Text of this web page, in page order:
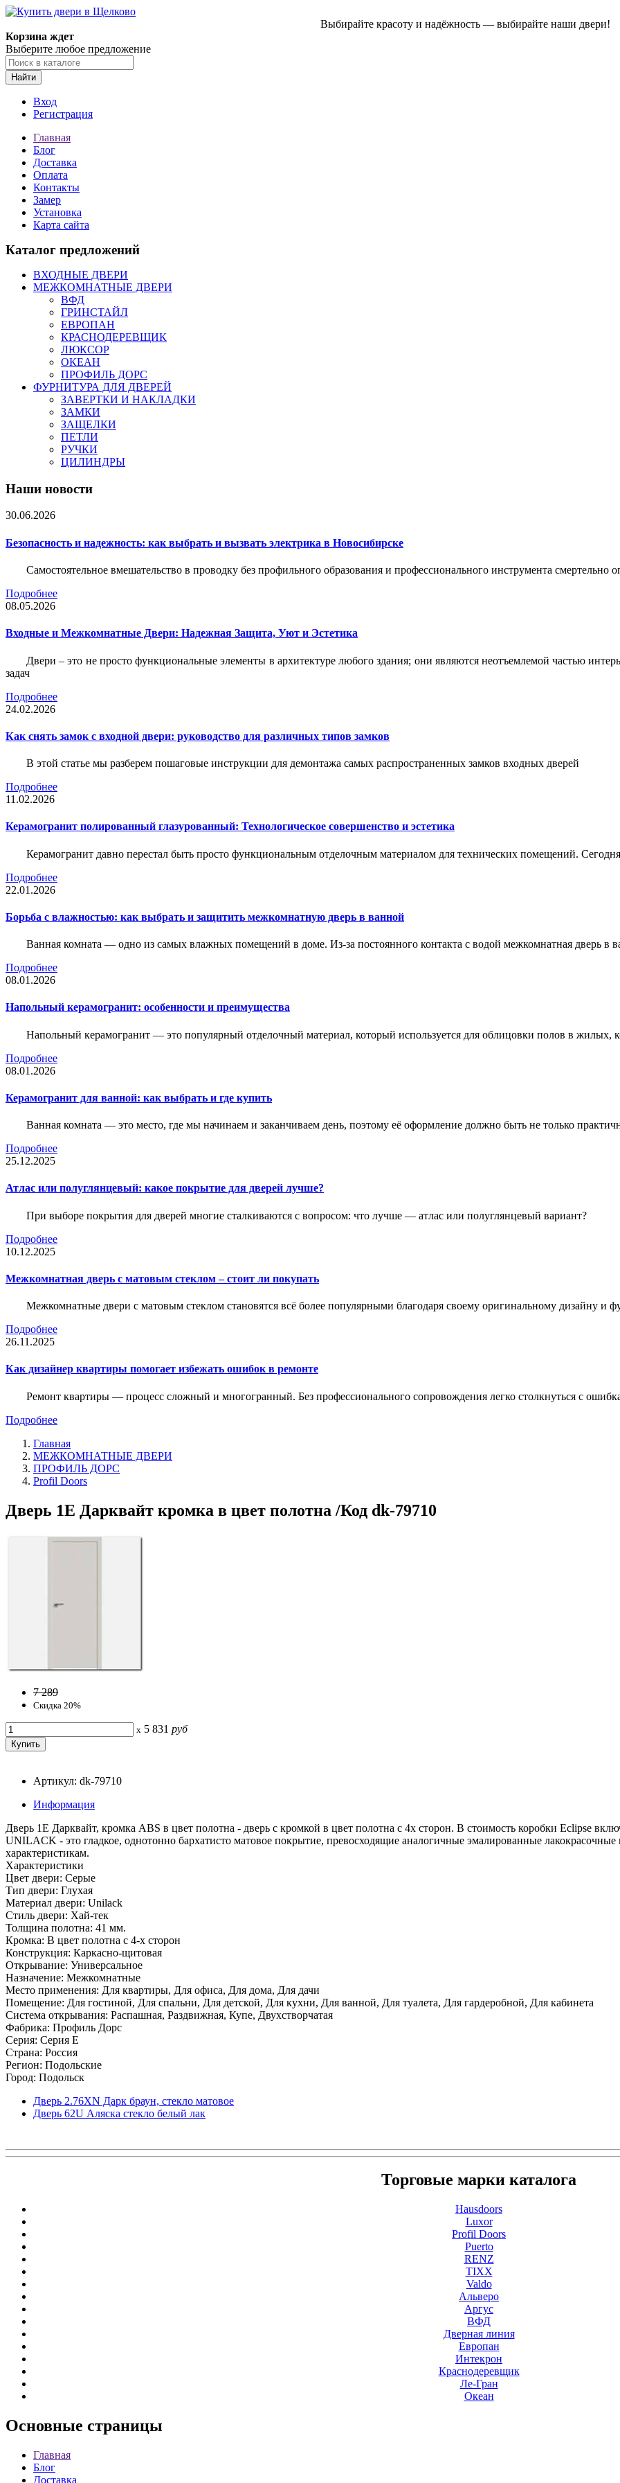
Выбирайте красоту и надёжность — выбирайте наши двери!
Корзина ждет
Выберите любое предложение
Найти
Вход
Регистрация
Главная
Блог
Доставка
Оплата
Контакты
Замер
Установка
Карта сайта
Каталог предложений
ВХОДНЫЕ ДВЕРИ
МЕЖКОМНАТНЫЕ ДВЕРИ
ВФД
ГРИНСТАЙЛ
ЕВРОПАН
КРАСНОДЕРЕВЩИК
ЛЮКСОР
ОКЕАН
ПРОФИЛЬ ДОРС
ФУРНИТУРА ДЛЯ ДВЕРЕЙ
ЗАВЕРТКИ И НАКЛАДКИ
ЗАМКИ
ЗАЩЕЛКИ
ПЕТЛИ
РУЧКИ
ЦИЛИНДРЫ
Наши новости
30.06.2026
Безопасность и надежность: как выбрать и вызвать электрика в Новосибирске
Самостоятельное вмешательство в проводку без профильного образования и профессионального инструмента смертельно
Подробнее
08.05.2026
Входные и Межкомнатные Двери: Надежная Защита, Уют и Эстетика
Двери – это не просто функциональные элементы в архитектуре любого здания; они являются неотъемлемой частью
задач
Подробнее
24.02.2026
Как снять замок с входной двери: руководство для различных типов замков
В этой статье мы разберем пошаговые инструкции для демонтажа самых распространенных замков входных дверей
Подробнее
11.02.2026
Керамогранит полированный глазурованный: Технологическое совершенство и эстетика
Керамогранит давно перестал быть просто функциональным отделочным материалом для технических помещений.
Подробнее
22.01.2026
Борьба с влажностью: как выбрать и защитить межкомнатную дверь в ванной
Ванная комната — одно из самых влажных помещений в доме. Из-за постоянного контакта с водой межкомнатная дверь в
Подробнее
08.01.2026
Напольный керамогранит: особенности и преимущества
Напольный керамогранит — это популярный отделочный материал, который используется для облицовки полов в
Подробнее
08.01.2026
Керамогранит для ванной: как выбрать и где купить
Ванная комната — это место, где мы начинаем и заканчиваем день, поэтому её оформление должно быть не только
Подробнее
25.12.2025
Атлас или полуглянцевый: какое покрытие для дверей лучше?
При выборе покрытия для дверей многие сталкиваются с вопросом: что лучше — атлас или полуглянцевый вариант?
Подробнее
10.12.2025
Межкомнатная дверь с матовым стеклом – стоит ли покупать
Межкомнатные двери с матовым стеклом становятся всё более популярными благодаря своему оригинальному дизайну и
Подробнее
26.11.2025
Как дизайнер квартиры помогает избежать ошибок в ремонте
Ремонт квартиры — процесс сложный и многогранный. Без профессионального сопровождения легко столкнуться с
Подробнее
Главная
МЕЖКОМНАТНЫЕ ДВЕРИ
ПРОФИЛЬ ДОРС
Profil Doors
Дверь 1Е Дарквайт кромка в цвет полотна /Код dk-79710
7 289
Скидка 20%
x 5 831 руб
Артикул: dk-79710
Информация
Дверь 1Е Дарквайт, кромка ABS в цвет полотна - дверь с кромкой в цвет полотна с 4х сторон. В стоимость коробки Eclipse
UNILACK - это гладкое, однотонно бархатисто матовое покрытие, превосходящие аналогичные эмалированные
характеристикам.
Характеристики
Цвет двери: Серые
Тип двери: Глухая
Материал двери: Unilack
Стиль двери: Хай-тек
Толщина полотна: 41 мм.
Кромка: В цвет полотна с 4-х сторон
Конструкция: Каркасно-щитовая
Открывание: Универсальное
Назначение: Межкомнатные
Место применения: Для квартиры, Для офиса, Для дома, Для дачи
Помещение: Для гостиной, Для спальни, Для детской, Для кухни, Для ванной, Для туалета, Для гардеробной, Для кабинета
Система открывания: Распашная, Раздвижная, Купе, Двухстворчатая
Фабрика: Профиль Дорс
Серия: Серия E
Страна: Россия
Регион: Подольские
Город: Подольск
Дверь 2.76ХN Дарк браун, стекло матовое
Дверь 62U Аляска стекло белый лак
Торговые марки каталога
Hausdoors
Luxor
Profil Doors
Puerto
RENZ
TIXX
Valdo
Альверо
Аргус
ВФД
Дверная линия
Европан
Интекрон
Краснодеревщик
Ле-Гран
Океан
Основные страницы
Главная
Блог
Доставка